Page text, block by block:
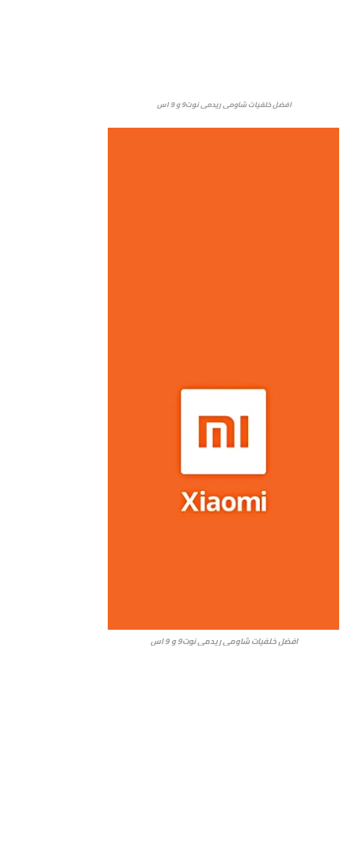
افضل خلفيات شاومي ريدمي نوت9 و 9 اس
افضل خلفيات شاومي ريدمي نوت9 و 9 اس